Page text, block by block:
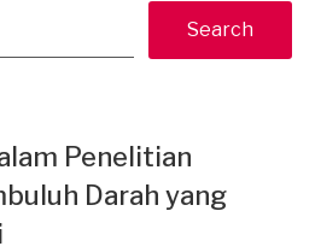
Search
Penelitian
Darah yang